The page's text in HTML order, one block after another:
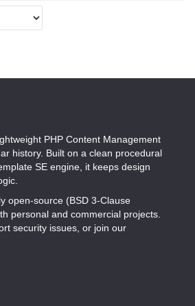
PHP Content Management
history. Built on a clean procedural
SE engine, it keeps design
open-source (BSD 3-Clause
personal and commercial projects.
security issues, or join our